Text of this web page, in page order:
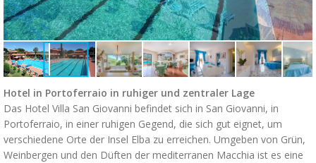
Hotel in Portoferraio in ruhiger und zentraler Lage
Das Hotel Villa San Giovanni befindet sich in San Giovanni, in
Portoferraio, in einer ruhigen Gegend, die sich gut eignet, um
verschiedene Orte der Insel Elba zu erreichen. Umgeben von Grün,
Weinbergen und den Düften der mediterranen Macchia ist es eine